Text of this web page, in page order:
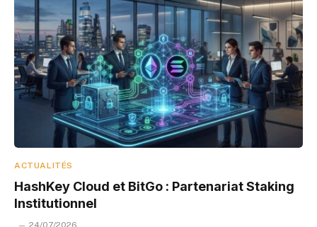
ACTUALITÉS
HashKey Cloud et BitGo : Partenariat Staking
Institutionnel
24/07/2026